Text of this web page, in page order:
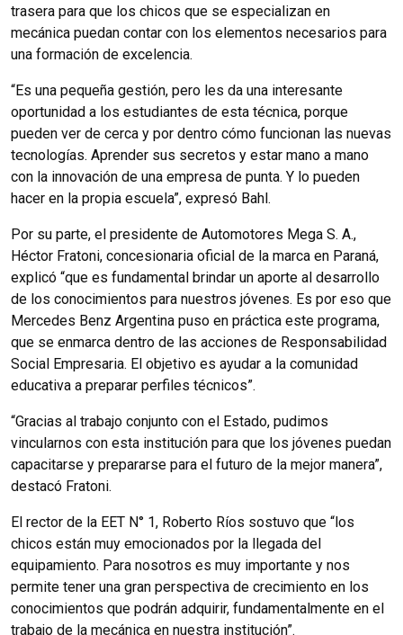
trasera para que los chicos que se especializan en
mecánica puedan contar con los elementos necesarios para
una formación de excelencia.
“Es una pequeña gestión, pero les da una interesante
oportunidad a los estudiantes de esta técnica, porque
pueden ver de cerca y por dentro cómo funcionan las nuevas
tecnologías. Aprender sus secretos y estar mano a mano
con la innovación de una empresa de punta. Y lo pueden
hacer en la propia escuela”, expresó Bahl.
Por su parte, el presidente de Automotores Mega S. A.,
Héctor Fratoni, concesionaria oficial de la marca en Paraná,
explicó “que es fundamental brindar un aporte al desarrollo
de los conocimientos para nuestros jóvenes. Es por eso que
Mercedes Benz Argentina puso en práctica este programa,
que se enmarca dentro de las acciones de Responsabilidad
Social Empresaria. El objetivo es ayudar a la comunidad
educativa a preparar perfiles técnicos”.
“Gracias al trabajo conjunto con el Estado, pudimos
vincularnos con esta institución para que los jóvenes puedan
capacitarse y prepararse para el futuro de la mejor manera”,
destacó Fratoni.
El rector de la EET N° 1, Roberto Ríos sostuvo que “los
chicos están muy emocionados por la llegada del
equipamiento. Para nosotros es muy importante y nos
permite tener una gran perspectiva de crecimiento en los
conocimientos que podrán adquirir, fundamentalmente en el
trabajo de la mecánica en nuestra institución”.